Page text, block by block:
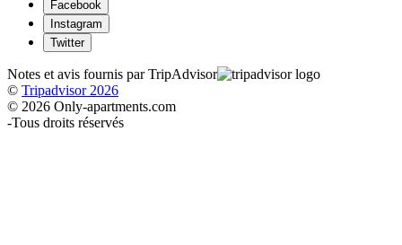
Facebook
Instagram
Twitter
Notes et avis fournis par TripAdvisor
© Tripadvisor 2026
© 2026 Only-apartments.com
-Tous droits réservés